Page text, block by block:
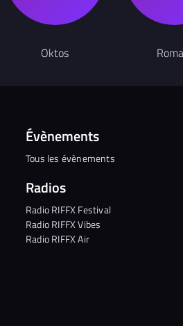
Oktos
Évènements
Tous les évènements
Radios
Radio RIFFX Festival
Radio RIFFX Vibes
Radio RIFFX Air